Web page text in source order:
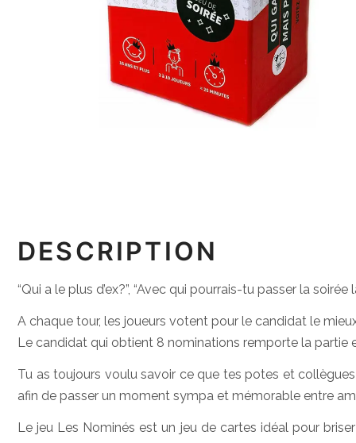
DESCRIPTION
“Qui a le plus d’ex?”, “Avec qui pourrais-tu passer la soirée
A chaque tour, les joueurs votent pour le candidat le
Le candidat qui obtient 8 nominations remporte la partie
Tu as toujours voulu savoir ce que tes potes et
afin de passer un moment sympa et mémorable entre
Le jeu Les Nominés est un jeu de cartes idéal pour